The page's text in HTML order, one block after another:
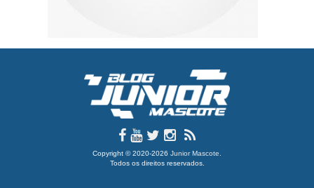
Copyright © 2020-2026 Junior Mascote
Todos os direitos reservados.